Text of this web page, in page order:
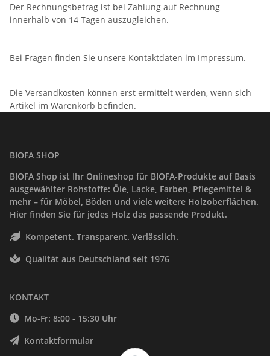
Der Rechnungsbetrag ist bei Zahlung auf Rechnung
innerhalb von 14 Tagen auszugleichen.
Bei Fragen finden Sie unsere Kontaktdaten im Impressum.
Die Versandkosten können erst ermittelt werden, wenn sich
Artikel im Warenkorb befinden.
BIOFA SHOP
BIOFA Shop ist Ihr Onlineshop für BIOFA-Produkte auf Basis
ausgewählter Rohstoffe: Öle, Lacke, Farben, Pflegemittel &
mehr – für Möbel, Böden und viele weitere Holzoberflächen.
Hier finden Sie für jedes Holz das passende Produkt.
Kompetent. Transparent. Verlässlich.
Qualität aus Deutschland seit 1976
KONTAKT
Mo-Fr: 8:00 - 15:30 Uhr
Kontaktformular